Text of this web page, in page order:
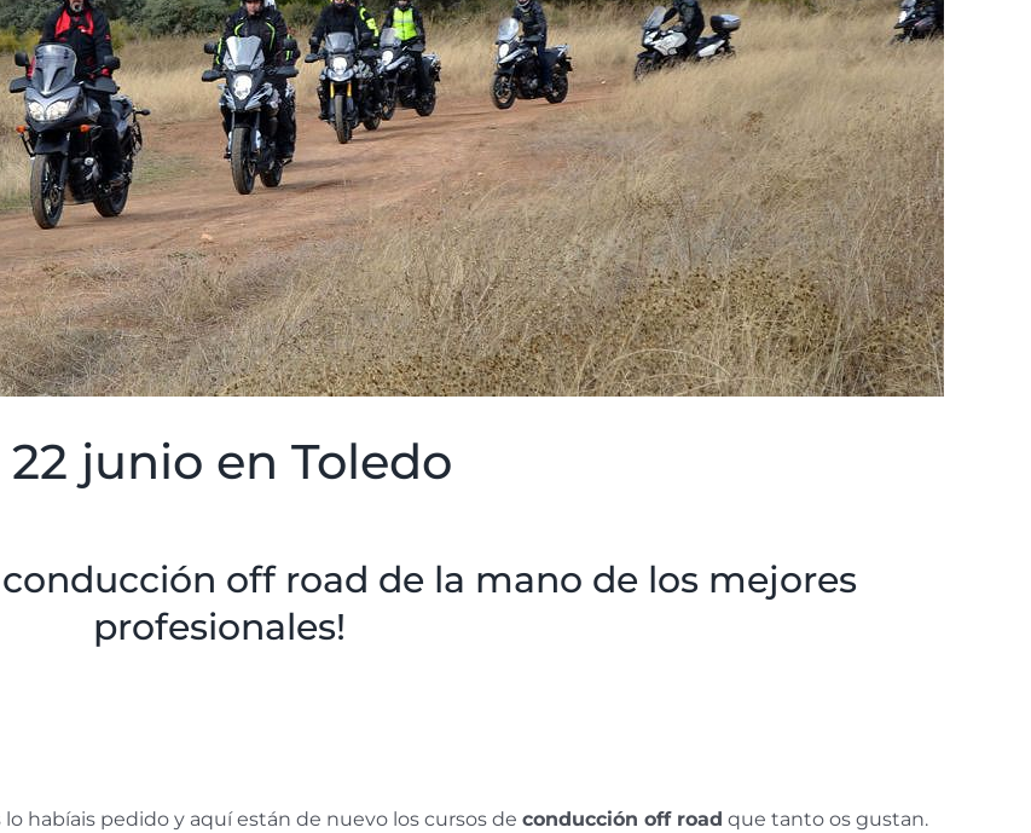
junio en Toledo
off road de la mano de los mejores
profesionales!
lo habíais pedido y aquí están de nuevo los cursos de conducción off road que tanto os gustan.